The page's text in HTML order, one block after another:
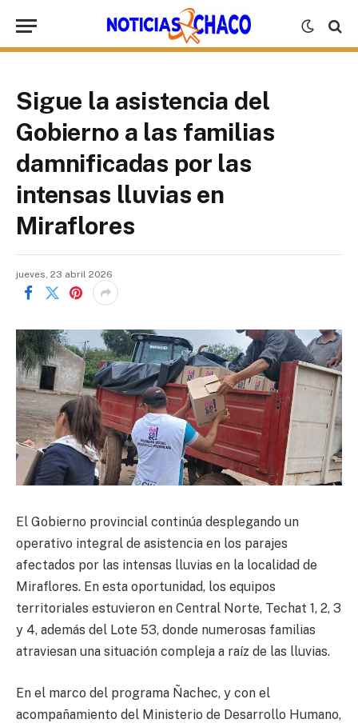
Sigue la asistencia del
Gobierno a las familias
damnificadas por las
intensas lluvias en
Miraflores
jueves, 23 abril 2026
El Gobierno provincial continúa desplegando un
operativo integral de asistencia en los parajes
afectados por las intensas lluvias en la localidad de
Miraflores. En esta oportunidad, los equipos
territoriales estuvieron en Central Norte, Techat 1, 2, 3
y 4, además del Lote 53, donde numerosas familias
atraviesan una situación compleja a raíz de las lluvias.
En el marco del programa Ñachec, y con el
acompañamiento del Ministerio de Desarrollo Humano,